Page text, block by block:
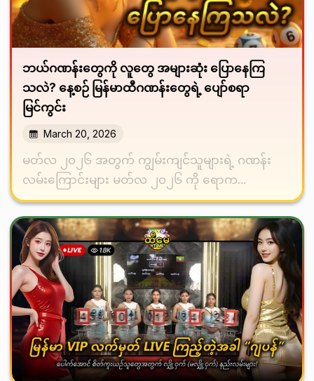
ဘယ်ဂဏန်းတွေကို လူတွေ အများဆုံး ပြောနေကြ
သလဲ? နေ့စဉ် မြန်မာထီဂဏန်းတွေရဲ့ ပျော်စရာ
မြင်ကွင်း
March 20, 2026
မတ်လ ၂၀၂၆ အတွက် ကျွမ်းကျင်သူများရဲ့ ဂဏန်း
လမ်းကြောင်းများ မတ်လ ၂၀၂၆ ကို ရောက...